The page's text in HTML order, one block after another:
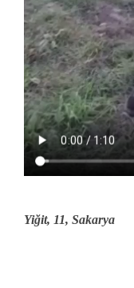
Yiğit, 11, Sakarya